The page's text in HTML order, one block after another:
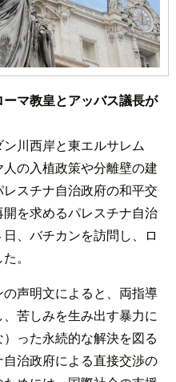
マ教皇とアッバス議長が
川西岸と東エルサレム
人の入植政策や分離壁の建
スチナ自治政府の和平交
を求めるパレスチナ自治
、バチカンを訪問し、ロ
。
声明文によると、両指導
苦しみを生み出す暴力に
った永続的な解決を図る
治政府による直接交渉の